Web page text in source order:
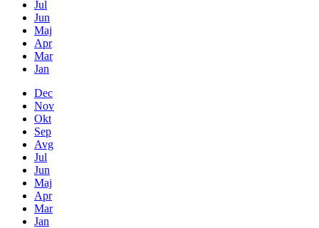
Jul
Jun
Maj
Apr
Mar
Jan
Dec
Nov
Okt
Sep
Avg
Jul
Jun
Maj
Apr
Mar
Jan